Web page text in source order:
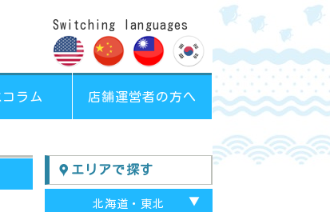
Switching languages
ラム 店舗運営者の方へ
エリアで探す
北海道・東北